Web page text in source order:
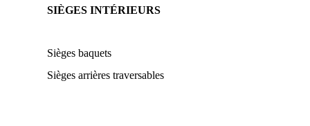
SIÈGES INTÉRIEURS
Sièges baquets
Sièges arrières traversables